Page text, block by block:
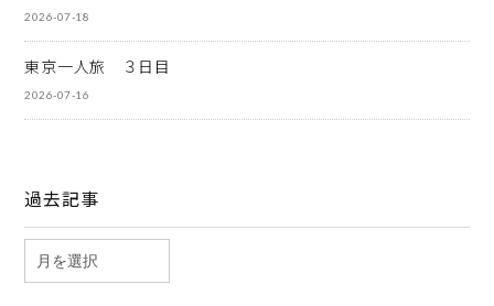
2026-07-18
東京一人旅 ３日目
2026-07-16
過去記事